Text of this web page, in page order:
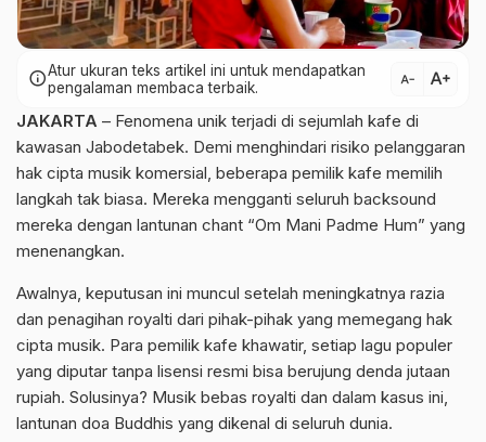
infoAtur ukuran teks artikel ini untuk mendapatkan
pengalaman membaca terbaik.
text_decrease text_increase
JAKARTA – Fenomena unik terjadi di sejumlah kafe di
kawasan Jabodetabek. Demi menghindari risiko pelanggaran
hak cipta musik komersial, beberapa pemilik kafe memilih
langkah tak biasa. Mereka mengganti seluruh backsound
mereka dengan lantunan chant “Om Mani Padme Hum” yang
menenangkan.
Awalnya, keputusan ini muncul setelah meningkatnya razia
dan penagihan royalti dari pihak-pihak yang memegang hak
cipta musik. Para pemilik kafe khawatir, setiap lagu populer
yang diputar tanpa lisensi resmi bisa berujung denda jutaan
rupiah. Solusinya? Musik bebas royalti dan dalam kasus ini,
lantunan doa Buddhis yang dikenal di seluruh dunia.